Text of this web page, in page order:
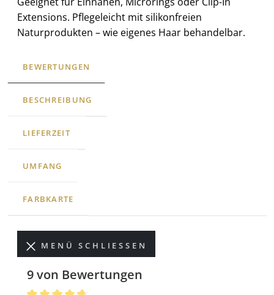
Extensions. Pflegeleicht mit silikonfreien
Naturprodukten – wie eigenes Haar behandelbar.
BEWERTUNGEN
BESCHREIBUNG
LIEFERZEIT
UMFANG
FARBKARTE
MENÜ SCHLIESSEN
9 von Bewertungen